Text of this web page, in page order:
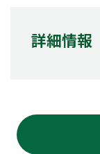
詳細情報